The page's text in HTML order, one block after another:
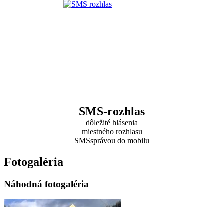
SMS-rozhlas
dôležité hlásenia
miestného rozhlasu
SMSsprávou do mobilu
Fotogaléria
Náhodná fotogaléria